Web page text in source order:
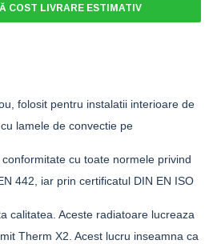
COST LIVRARE ESTIMATIV
folosit pentru instalatii interioare de
lamele de convectie pe
cu toate normele privind
442, iar prin certificatul DIN EN ISO
calitatea. Aceste radiatoare lucreaza
Therm X2. Acest lucru inseamna ca